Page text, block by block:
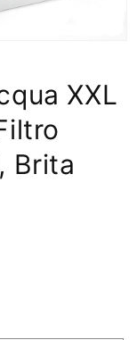
XXL
Brita